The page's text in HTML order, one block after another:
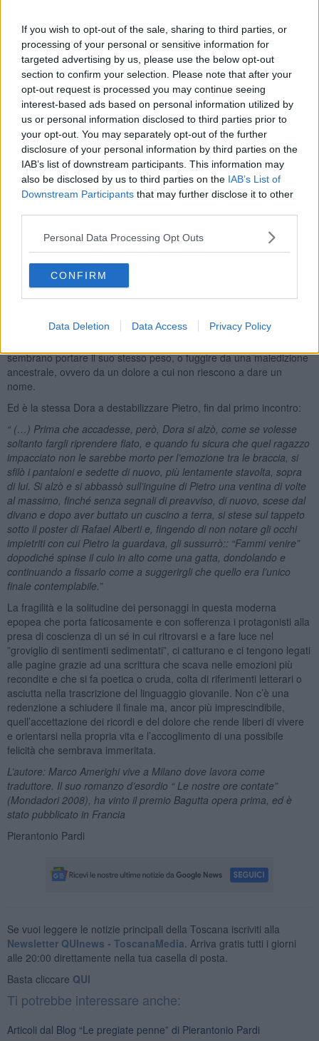
If you wish to opt-out of the sale, sharing to third parties, or
processing of your personal or sensitive information for
targeted advertising by us, please use the below opt-out
section to confirm your selection. Please note that after your
opt-out request is processed you may continue seeing
interest-based ads based on personal information utilized by
us or personal information disclosed to third parties prior to
your opt-out. You may separately opt-out of the further
disclosure of your personal information by third parties on the
IAB’s list of downstream participants. This information may
also be disclosed by us to third parties on the IAB’s List of
Downstream Participants that may further disclose it to other
Personal Data Processing Opt Outs
CONFIRM
Data Deletion Data Access Privacy Policy
in un vuoto di senso.
Il sentirsi “fuori luogo sempre” ed un indefinito senso di colpa si
fanno eco e uniscono gli amici, ma anche le comparse e i
personaggi minori, che nella scrittura, a tratti tragica e a tratti
esilarante, ci portano con sé nel loro malessere esistenziale, che ci
accorgiamo non essere poi tanto diverso da quello delle
generazioni del passato, ma che prende solo nomi differenti.”
La solitudine forzatamente ricercata, nata dal senso di
inadeguatezza, di incapacità di adattamento, di vergogna per le
vicissitudini familiari diventa, in Pietro, “talento di restare immobili”,
nel vano tentativo di tenere lontane le delusioni e i fallimenti
smaltire un dolore”. Anche nei passi della sua vita da studente
universitario che lo porterà a lasciare per mesi la sua città natale,
Pisa, per Madrid, nell’apparente movimento dei viaggi, nelle nuove
amicizie, la sua immobilità, anche sentimentale, non lo
abbandonerà.
di una delusione lo bloccherà per lungo tempo dal cercare la sua
sembrano portare il suo stesso peso, o fuggire da una maledizione
ancestrale, ovvero da un dolore a cui non riescono a dare un
nome.
Ed è la stessa Dora a destabilizzare Pietro, fin dal primo incontro:
“ (…) Prima che accadesse, però, Dora si alzò, come se volesse
soltanto fargli riprendere fiato, e quando fu sicura che quel ragazzo
impacciato non le sarebbe morto per l’emozione tra le braccia, si
sfilò i pantaloni e sedette di nuovo, più lentamente stavolta, sopra
di lui. Si alzò e si abbassò sull’inguine di Pietro una ventina di volte
al massimo, finché senza segnali di preavviso, di nuovo, scese dal
divano e dopo aver buttato un cuscino a terra, si stese sul tappeto
sotto il poster di Rafael Alberti e, fingendo di non notare gli occhi
impietriti con cui Pietro la guardava, gli sussurrò:: “Fammi venire”
dopodiché spinse il culo in alto come una gatta, dondolando e
continuando a fissarlo come a suggerirgli che quello era l’unico
finale contemplabile.”
La fragilità e la solitudine dei personaggi in questa moderna
epopea che porta faticosamente e con sofferenza i protagonisti alla
presa di coscienza di un sé in cui ritrovarsi e a fare luce nel
”groviglio di sentimenti sedimentati”, ci catturano e ci tengono legati
alle pagine grazie ad una scrittura che scava nelle emozioni più
recondite e che si fa poetica o cruda, colta di riferimenti letterari o
asciutta nella trascrizione del linguaggio giovanile. Non c’è una
redenzione a schiudere il finale ma, ancor più imprescindibile,
quell’accettazione dei ricordi e del dolore che rende liberi di vivere
e orientarsi nella propria vita e l’accoglimento di una possibile
felicità che sembrava immeritata.
L’autore: Marco Amerighi vive a Milano dove lavora come
traduttore. Il suo romanzo d’esordio “ Le nostre ore contate”
(Mondadori 2008), ha vinto il premio Bagutta opera prima, ed è
stato pubblicato in Francia
Pierantonio Pardi
Se vuoi leggere le notizie principali della Toscana iscriviti alla
Newsletter QUInews - ToscanaMedia. Arriva gratis tutti i giorni
alle 20:00 direttamente nella tua casella di posta.
Basta cliccare QUI
Ti potrebbe interessare anche:
Articoli dal Blog “Le pregiate penne” di Pierantonio Pardi